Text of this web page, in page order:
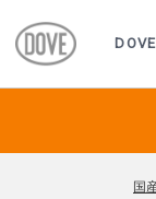
国